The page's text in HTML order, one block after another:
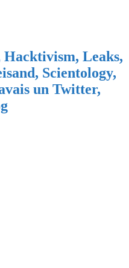
Leaks,
Scientology,
un Twitter,